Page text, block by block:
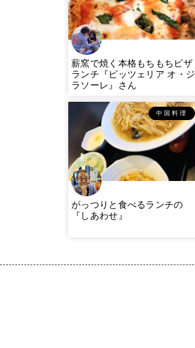
薪窯で焼く本格もちもちピザ
ランチ『ピッツェリア オ・ジ
ラソーレ』さん
中国料理
がっつりと食べるランチの
『しあわせ』